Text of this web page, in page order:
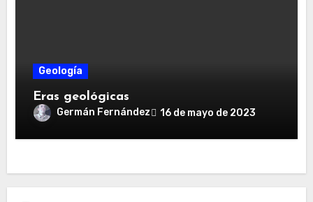
Geología
Eras geológicas
Germán Fernández 16 de mayo de 2023